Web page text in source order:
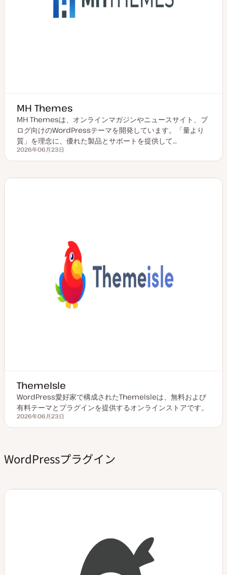
MH Themes
MH Themesは、オンラインマガジンやニュースサイト、ブ
ログ向けのWordPressテーマを開発しています。「量より
質」を理念に、優れた製品とサポートを提供して…
更新日
2026年06月23日
ThemeIsle
WordPress愛好家で構成されたThemeIsleは、無料および
有料テーマとプラグインを提供するオンラインストアです。
更新日
2026年06月23日
WordPressプラグイン